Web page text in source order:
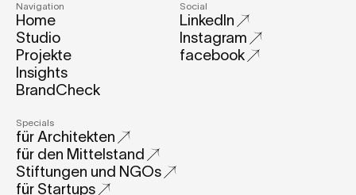
Navigation
Home
Studio
Projekte
Insights
BrandCheck
Specials
für Architekten
für den Mittelstand
Stiftungen und NGOs
für Startups
Social
LinkedIn
Instagram
facebook